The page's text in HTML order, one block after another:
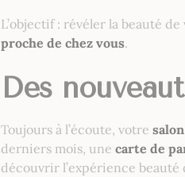
L’objectif : révéler la beauté
proche de chez vous.
Des
Toujours à l’écoute, votre
derniers mois, une carte de
découvrir l’expérience beauté